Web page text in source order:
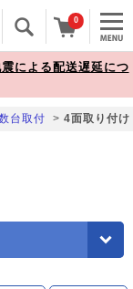
0
による配送遅延につ
台取付 > 4面取り付け